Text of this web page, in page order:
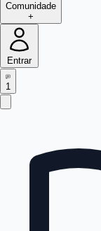
Comunidade
+
Entrar
1